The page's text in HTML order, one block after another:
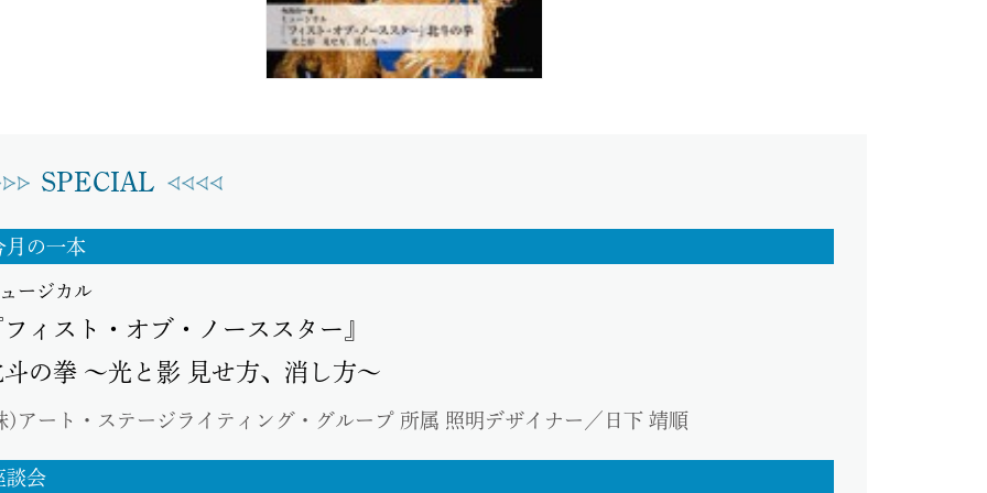
SPECIAL
月の一本
ージカル
ィスト・オブ・ノーススター』
斗の拳 ～光と影 見せ方、消し方～
)アート・ステージライティング・グループ 所属 照明デザイナー／日下 靖順
談会